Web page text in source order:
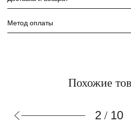
Метод оплаты
Похожие
3 / 10